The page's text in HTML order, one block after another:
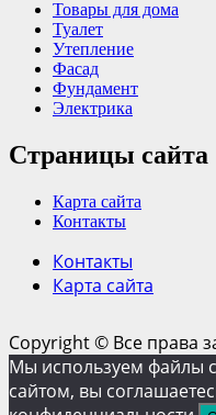
Товары для дома
Туалет
Утепление
Фасад
Фундамент
Электрика
Страницы сайта
Карта сайта
Контакты
Контакты
Карта сайта
Copyright © Все права
Мы используем файлы
сайтом, вы